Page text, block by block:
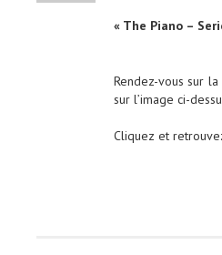
« The Piano –
Rendez-vous sur
sur l’image ci-
Cliquez et